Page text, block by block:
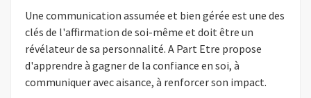
Une communication assumée et bien gérée est une des
clés de l'affirmation de soi-même et doit être un
révélateur de sa personnalité. A Part Etre propose
d'apprendre à gagner de la confiance en soi, à
communiquer avec aisance, à renforcer son impact.